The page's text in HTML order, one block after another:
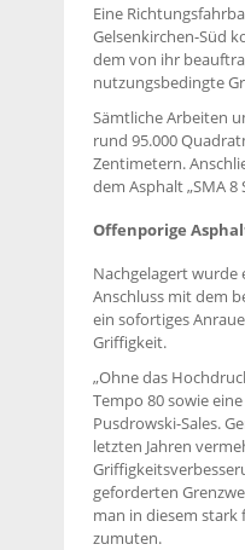
Eine
Gelsenkirchen-Süd
dem von ihr
nutzungsbedingte
Sämtliche Arbeiten
rund 95.000
Zentimetern.
dem Asphalt „SMA 8
Offenporige
Nachgelagert wurde
Anschluss mit dem
ein sofortiges
Griffigkeit.
„Ohne das
Tempo 80 sowie
Pusdrowski-Sales.
letzten Jahren
geforderten
man in diesem
zumuten.